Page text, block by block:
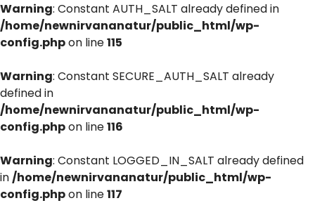
Warning: Constant AUTH_SALT already defined in
/home/newnirvananatur/public_html/wp-
config.phpon line115
Warning: Constant SECURE_AUTH_SALT already
defined in
/home/newnirvananatur/public_html/wp-
config.phpon line116
Warning: Constant LOGGED_IN_SALT already defined
in/home/newnirvananatur/public_html/wp-
config.phpon line117